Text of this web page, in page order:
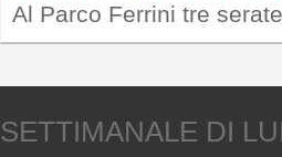
Al Parco Ferrini tre
SETTIMANALE DI